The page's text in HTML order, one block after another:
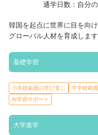
通学日数：自分
韓国を起点に世界に目を向
グローバル人材を育成します
基礎学習
小学校範囲の学び直し 中学校範
AI学習サポート
大学進学